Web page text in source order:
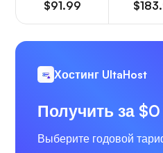
$91.99
Хостинг UltaHost
Получить за $0
Выберите годовой